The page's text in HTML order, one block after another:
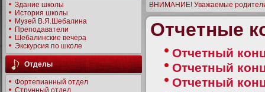
Здание школы
История школы
Музей В.Я.Шебалина
Преподаватели
Шебалинские вечера
Экскурсия по школе
Отделы
Фортепианный отдел
Струнный отдел
ВНИМАНИЕ! Уважаемые
Отчетные
Отчетный
Отчетный
Отчетный